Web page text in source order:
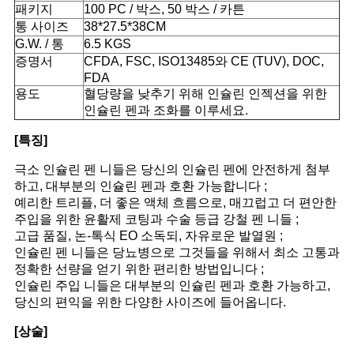
맵
PRIVACY
POLICY
패키지
100 PC / 박스, 50 박스 / 카튼
통 사이즈
38*27.5*38CM
G.W. / 통
6.5 KGS
증명서
CFDA, FSC, ISO13485와 CE (TUV), DOC,
FDA
용도
혈당량을 낮추기 위해 인슐린 인젝션을 위한
인슐린 펜과 조화를 이루세요.
[특징]
극소 인슐린 펜 니들은 당신의 인슐린 펜에 안전하게 첨부
하고, 대부분의 인슐린 펜과 호환 가능합니다 ;
예리한 트리플, 더 좋은 액체 흐름으로, 매끄럽고 더 편안한
주입을 위한 윤활제 코팅과 수술 등급 강철 펜 니들 ;
고급 품질, 논-톡식 EO 소독되, 자유로운 발열원 ;
인슐린 펜 니들은 당뇨병으로 그것들을 위해서 최소 고통과
정확한 선량을 얻기 위한 편리한 방법입니다 ;
인슐린 주입 니들은 대부분의 인슐린 펜과 호환 가능하고,
당신의 편익을 위한 다양한 사이즈에 들어옵니다.
[상술]